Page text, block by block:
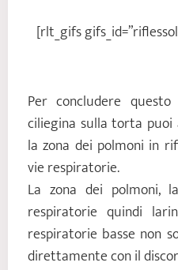
[rlt_gifs
Per concludere
ciliegina sulla torta
la zona dei polmoni in
vie respiratorie.
La zona dei polmoni,
respiratorie quindi
respiratorie basse non
direttamente con il